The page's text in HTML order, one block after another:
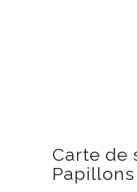
Carte de
Papillons